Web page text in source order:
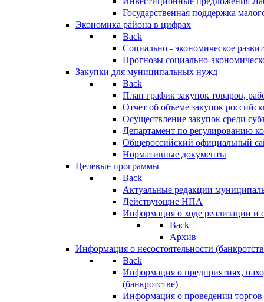
Государственная поддержка
Экономика района в цифрах
Back
Социально - экономическое
Прогнозы социально-
Закупки для муниципальных нужд
Back
План график закупок товаров,
Отчет об объеме закупок
Осуществление закупок среди
Департамент по регулированию
Общероссийский официальный
Нормативные документы
Целевые программы
Back
Актуальные редакции
Действующие НПА
Информация о ходе реализации
Back
Архив
Информация о несостоятельности
Back
Информация о предприятиях,
(банкротстве)
Информация о проведении